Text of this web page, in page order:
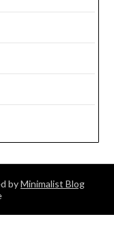
byMinimalist Blog